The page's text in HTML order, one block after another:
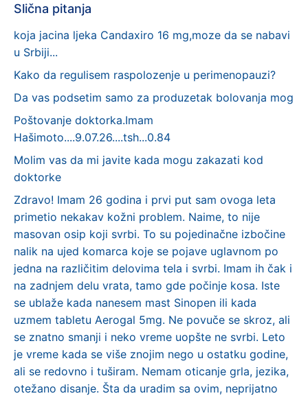
Slična pitanja
koja jacina ljeka Candaxiro 16 mg,moze da se nabavi
u Srbiji...
Kako da regulisem raspolozenje u perimenopauzi?
Da vas podsetim samo za produzetak bolovanja mog
Poštovanje doktorka.Imam
Hašimoto....9.07.26....tsh...0.84
Molim vas da mi javite kada mogu zakazati kod
doktorke
Zdravo! Imam 26 godina i prvi put sam ovoga leta
primetio nekakav kožni problem. Naime, to nije
masovan osip koji svrbi. To su pojedinačne izbočine
nalik na ujed komarca koje se pojave uglavnom po
jedna na različitim delovima tela i svrbi. Imam ih čak i
na zadnjem delu vrata, tamo gde počinje kosa. Iste
se ublaže kada nanesem mast Sinopen ili kada
uzmem tabletu Aerogal 5mg. Ne povuče se skroz, ali
se znatno smanji i neko vreme uopšte ne svrbi. Leto
je vreme kada se više znojim nego u ostatku godine,
ali se redovno i tuširam. Nemam oticanje grla, jezika,
otežano disanje. Šta da uradim sa ovim, neprijatno